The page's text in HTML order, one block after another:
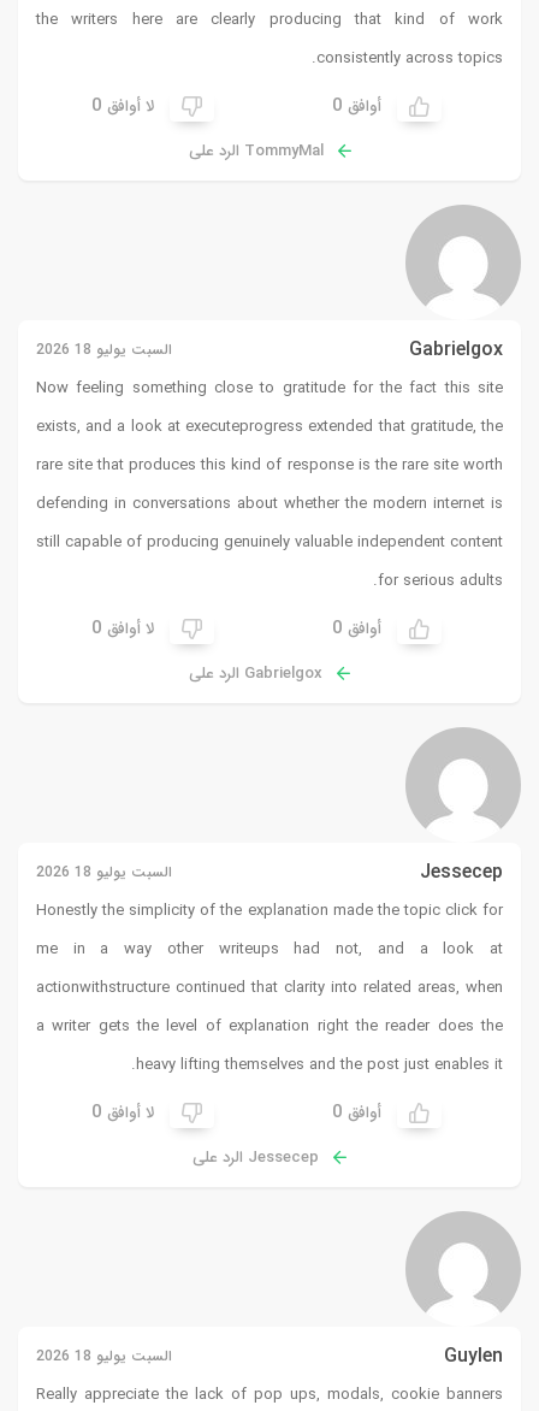
the writers here are clearly producing that kind of work
consistently across topics.
أوافق 0 لا أوافق 0
TommyMal الرد على
Gabrielgox السبت يوليو 18 2026
Now feeling something close to gratitude for the fact this site
exists, and a look at executeprogress extended that gratitude, the
rare site that produces this kind of response is the rare site worth
defending in conversations about whether the modern internet is
still capable of producing genuinely valuable independent content
for serious adults.
أوافق 0 لا أوافق 0
Gabrielgox الرد على
Jessecep السبت يوليو 18 2026
Honestly the simplicity of the explanation made the topic click for
me in a way other writeups had not, and a look at
actionwithstructure continued that clarity into related areas, when
a writer gets the level of explanation right the reader does the
heavy lifting themselves and the post just enables it.
أوافق 0 لا أوافق 0
Jessecep الرد على
Guylen السبت يوليو 18 2026
Really appreciate the lack of pop ups, modals, cookie banners